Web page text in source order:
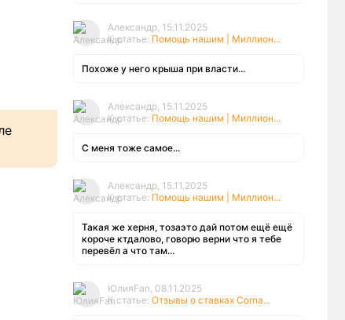
Александр, 15.11.2025
К статье: Помощь нашим | Миллион...
Похоже у него крыша при власти...
Александр, 15.11.2025
К статье: Помощь нашим | Миллион...
С меня тоже самое...
Александр, 15.11.2025
К статье: Помощь нашим | Миллион...
Такая же херня, тозаэто дай потом ещё ещё
короче ктдалово, говорю верни что я тебе
перевёл а что там...
ЮлияFan, 08.11.2025
К статье: Отзывы о ставках Corna...